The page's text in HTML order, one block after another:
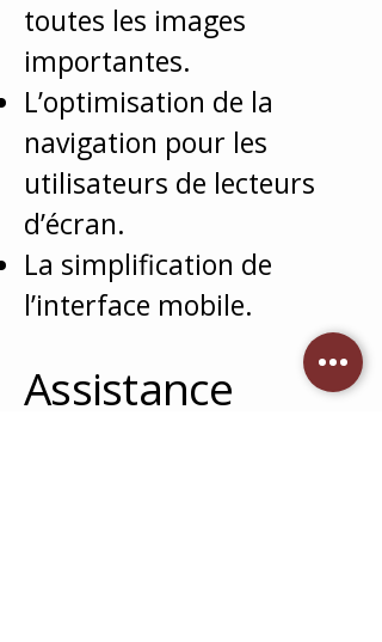
toutes les images
importantes.
L’optimisation de la
navigation pour les
utilisateurs de lecteurs
d’écran.
La simplification de
l’interface mobile.
Assistance